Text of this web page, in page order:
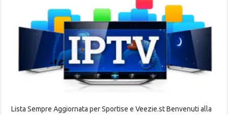
Lista Sempre Aggiornata per Sportise e Veezie.st Benvenuti alla